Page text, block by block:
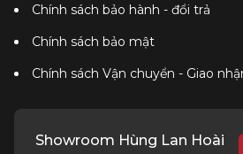
Chính sách bảo hành - đổi trả
Chính sách bảo mật
Chính sách Vận chuyển - Giao
Showroom Hùng Lan Hoài